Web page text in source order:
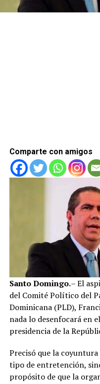
Comparte con amigos
Santo Domingo.– El
del Comité Político del
Dominicana (PLD),
nada lo desenfocará en
presidencia de la
Precisó que la
tipo de entretención,
propósito de que la